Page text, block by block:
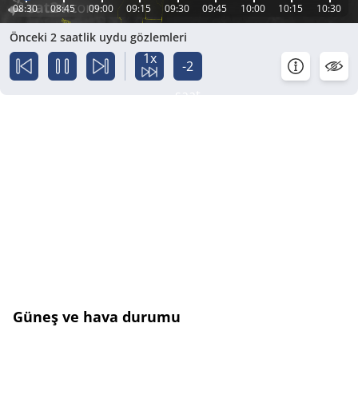
08:30 08:45 09:00 09:15 09:30 09:45 10:00 10:15 10:30
Önceki 2 saatlik uydu gözlemleri
1x
-2
Güneş ve hava durumu